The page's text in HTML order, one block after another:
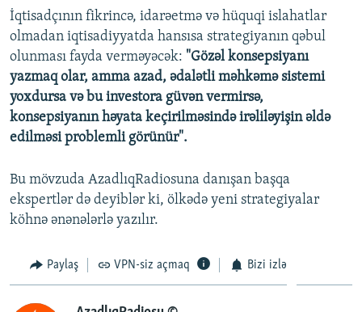
İqtisadçının fikrincə, idarəetmə və hüquqi islahatlar
olmadan iqtisadiyyatda hansısa strategiyanın qəbul
olunması fayda verməyəcək: "Gözəl konsepsiyanı
yazmaq olar, amma azad, ədalətli məhkəmə sistemi
yoxdursa və bu investora güvən vermirsə,
konsepsiyanın həyata keçirilməsində irəliləyişin əldə
edilməsi problemli görünür".
Bu mövzuda AzadlıqRadiosuna danışan başqa
ekspertlər də deyiblər ki, ölkədə yeni strategiyalar
köhnə ənənələrlə yazılır.
Paylaş VPN-siz açmaq Bizi izlə